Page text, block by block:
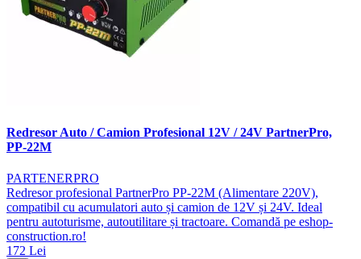
Redresor Auto / Camion Profesional 12V / 24V PartnerPro,
PP-22M
PARTENERPRO
Redresor profesional PartnerPro PP-22M (Alimentare 220V),
compatibil cu acumulatori auto și camion de 12V și 24V. Ideal
pentru autoturisme, autoutilitare și tractoare. Comandă pe eshop-
construction.ro!
172 Lei